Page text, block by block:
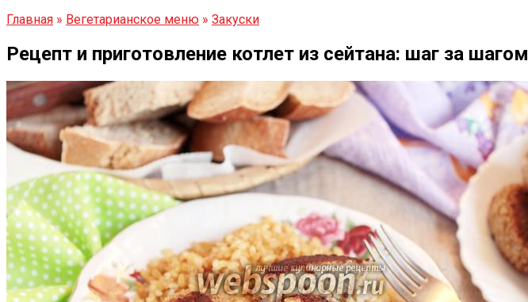
Главная » Вегетарианское меню » Закуски
Рецепт и приготовление котлет из сейтана: шаг за шагом